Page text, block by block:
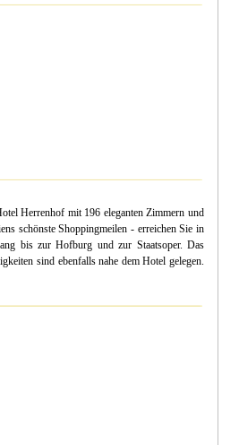
Herrenhof mit 196 eleganten Zimmern und
schönste Shoppingmeilen - erreichen Sie in
bis zur Hofburg und zur Staatsoper. Das
sind ebenfalls nahe dem Hotel gelegen.